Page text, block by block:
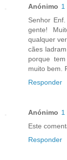
Anónimo 1
Senhor
gente!
qualquer
cães
porque
muito bem.
Responder
Anónimo 1
Este
Responder